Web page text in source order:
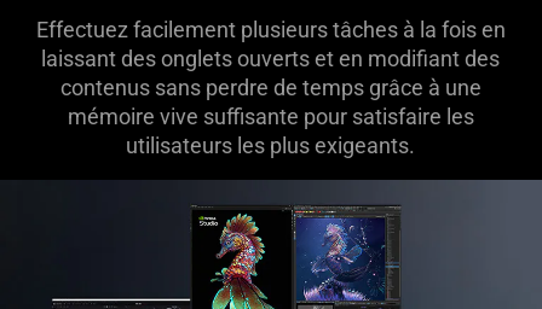
Effectuez facilement plusieurs tâches à la fois en
laissant des onglets ouverts et en modifiant des
contenus sans perdre de temps grâce à une
mémoire vive suffisante pour satisfaire les
utilisateurs les plus exigeants.